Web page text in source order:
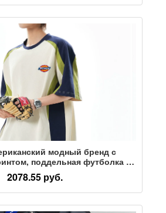
модный бренд с
поддельная футболка из
короткими рукавами, мужская
одежда на открытом
новый стиль
2078.55 руб.